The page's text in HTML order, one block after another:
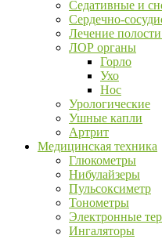
Седативные и
Сердечно-
Лечение полости
ЛОР органы
Горло
Ухо
Нос
Урологические
Ушные капли
Артрит
Медицинская техника
Глюкометры
Нибулайзеры
Пульсоксиметр
Тонометры
Электронные
Ингаляторы